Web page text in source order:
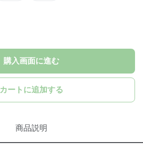
購入画面に進む
カートに追加する
商品説明